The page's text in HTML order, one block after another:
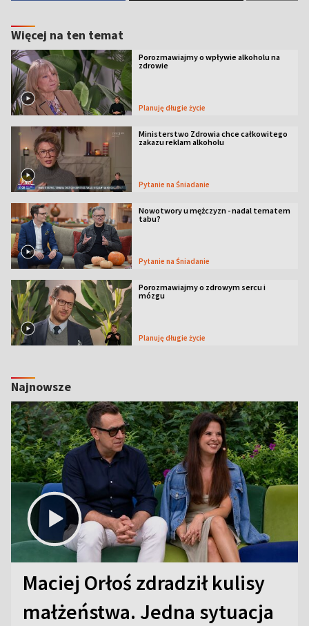
Więcej na ten temat
Porozmawiajmy o wpływie alkoholu na
zdrowie
Planuję długie życie
Ministerstwo Zdrowia chce całkowitego
zakazu reklam alkoholu
Pytanie na Śniadanie
Nowotwory u mężczyzn - nadal tematem
tabu?
Pytanie na Śniadanie
Porozmawiajmy o zdrowym sercu i
mózgu
Planuję długie życie
Najnowsze
Maciej Orłoś zdradził kulisy
małżeństwa. Jedna sytuacja